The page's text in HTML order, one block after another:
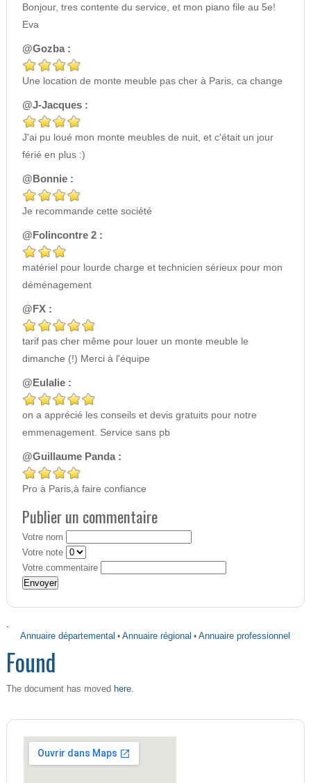
Bonjour, tres contente du service, et mon piano file au 5e!
Eva
@Gozba :
Une location de monte meuble pas cher à Paris, ca change
@J-Jacques :
J'ai pu loué mon monte meubles de nuit, et c'était un jour
férié en plus :)
@Bonnie :
Je recommande cette société
@Folincontre 2 :
matériel pour lourde charge et technicien sérieux pour mon
déménagement
@FX :
tarif pas cher même pour louer un monte meuble le
dimanche (!) Merci à l'équipe
@Eulalie :
on a apprécié les conseils et devis gratuits pour notre
emmenagement. Service sans pb
@Guillaume Panda :
Pro à Paris,à faire confiance
Publier un commentaire
Votre nom
Votre note
Votre commentaire
-
Annuaire départemental •Annuaire régional •Annuaire professionnel
Found
The document has moved here.